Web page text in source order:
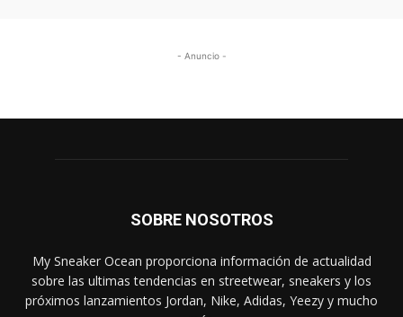
- Anuncio -
SOBRE NOSOTROS
My Sneaker Ocean proporciona información de actualidad
sobre las ultimas tendencias en streetwear, sneakers y los
próximos lanzamientos Jordan, Nike, Adidas, Yeezy y mucho